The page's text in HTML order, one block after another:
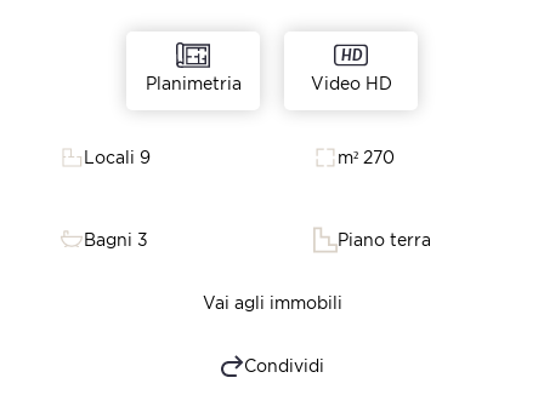
Planimetria Video HD
Locali 9 m² 270
Bagni 3 Piano terra
Vai agli immobili
Condividi